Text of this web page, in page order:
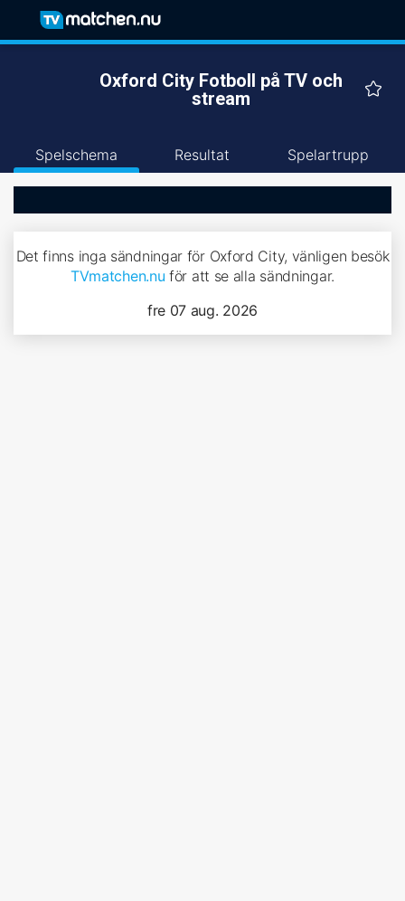
Oxford City Fotboll på TV och
stream
Spelschema Resultat Spelartrupp
Det finns inga sändningar för Oxford City, vänligen besök
TVmatchen.nu för att se alla sändningar.
fre 07 aug. 2026